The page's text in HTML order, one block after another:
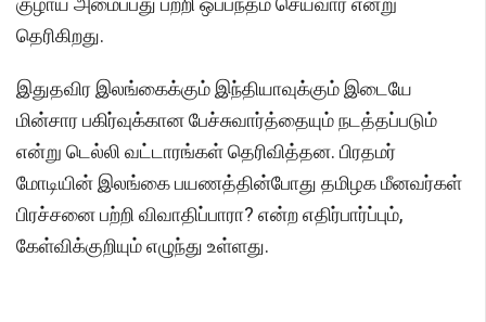
தெரிகிறது.
இதுதவிர இலங்கைக்கும் இந்தியாவுக்கும் இடையே
மின்சார பகிர்வுக்கான பேச்சுவார்த்தையும் நடத்தப்படும்
என்று டெல்லி வட்டாரங்கள் தெரிவித்தன. பிரதமர்
மோடியின் இலங்கை பயணத்தின்போது தமிழக மீனவர்கள்
பிரச்சனை பற்றி விவாதிப்பாரா? என்ற எதிர்பார்ப்பும்,
கேள்விக்குறியும் எழுந்து உள்ளது.